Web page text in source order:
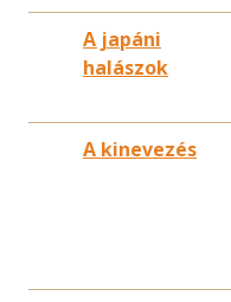
A japáni
halászok
A kinevezés